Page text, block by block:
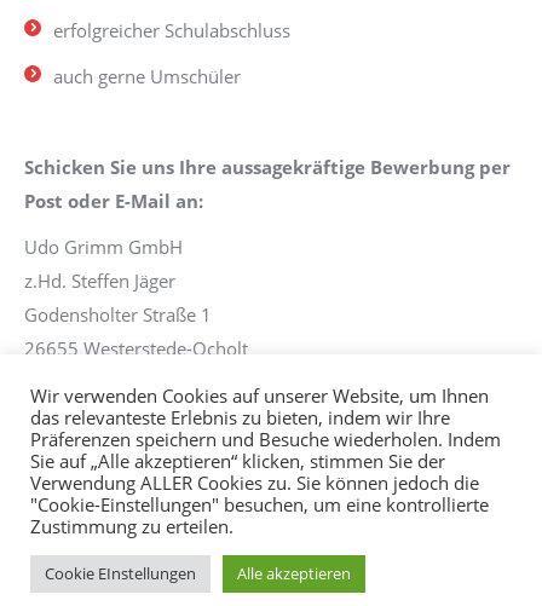
erfolgreicher Schulabschluss
auch gerne Umschüler
Schicken Sie uns Ihre aussagekräftige Bewerbung per
Post oder E-Mail an:
Udo Grimm GmbH
z.Hd. Steffen Jäger
Godensholter Straße 1
26655 Westerstede-Ocholt
steffen.jaeger@grimm-ocholt.de
© Udo Grimm GmbH
AGB
Impressum Datenschutz
+49 (0) 4409-337
Wir verwenden Cookies auf unserer Website, um Ihnen
das relevanteste Erlebnis zu bieten, indem wir Ihre
Präferenzen speichern und Besuche wiederholen. Indem
Sie auf „Alle akzeptieren“ klicken, stimmen Sie der
Verwendung ALLER Cookies zu. Sie können jedoch die
"Cookie-Einstellungen" besuchen, um eine kontrollierte
Zustimmung zu erteilen.
Cookie EInstellungen Alle akzeptieren